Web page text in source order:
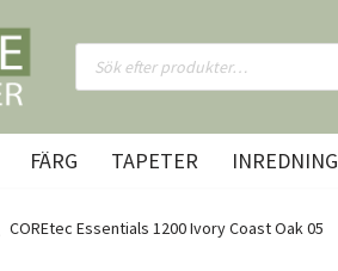
FÄRG TAPETER INREDNING
COREtec Essentials 1200 Ivory Coast Oak 05